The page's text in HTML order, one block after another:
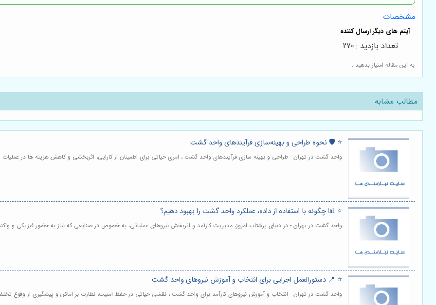
مشخصات
به این مقاله امتیاز بدهید :
تعداد بازدید : 270
مطالب مشابه
⭐️ 🛡️ نحوه طراحی و بهینه‌سازی فرآیندهای واحد گشت
واحد گشت در تهران - طراحی و بهینه سازی فرآیندهای واحد گشت ، امری حیاتی برای اطمینان از کارایی، اثربخشی و کاهش هزینه ها در
⭐️ 📊 چگونه با استفاده از داده، عملکرد واحد گشت را بهبود دهیم؟
واحد گشت در تهران - در دنیای پرشتاب امروز، مدیریت کارآمد و اثربخش نیروهای عملیاتی، به خصوص در صنایعی که نیاز به حضور فیزیکی و
⭐️ 📍 دستورالعمل اجرایی برای انتخاب و آموزش نیروهای واحد گشت
واحد گشت در تهران - انتخاب و آموزش نیروهای کارآمد برای واحد گشت ، نقشی حیاتی در حفظ امنیت، نظارت بر اماکن و پیشگیری از وقوع